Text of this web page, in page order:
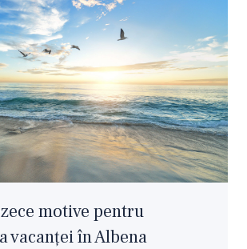
motive pentru
vacanței în Albena